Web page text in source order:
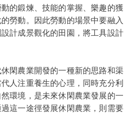
的鍛煉、技能的掌握、樂趣的獲
勞動。因此勞動的場景中要融入
計成景觀化的田園，將工具設計
閑農業開發的一種新的思路和渠
人注重養生的心理，同時充分利
環境，是未來休閑農業發展的一
這一途徑發展休閑農業，則需要